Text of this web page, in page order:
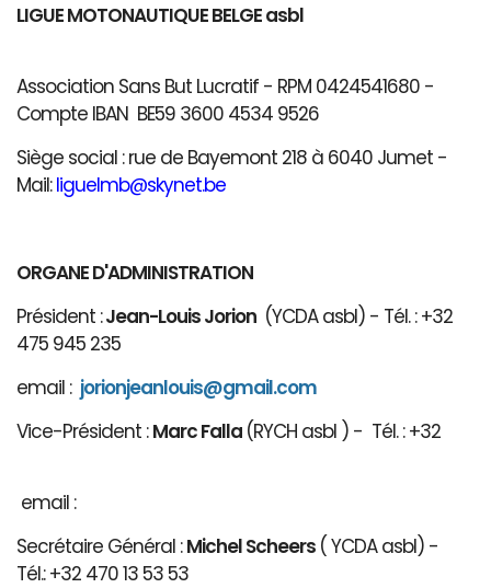
LIGUE MOTONAUTIQUE BELGE asbl
Association Sans But Lucratif - RPM 0424541680 -
Compte IBAN BE59 3600 4534 9526
Siège social : rue de Bayemont 218 à 6040 Jumet -
Mail:liguelmb@skynet.be
ORGANE D'ADMINISTRATION
Président :Jean-Louis Jorion (YCDA asbl) - Tél. : +32
475 945 235
email : jorionjeanlouis@gmail.com
Vice-Président :Marc Falla (RYCH asbl ) - Tél. : +32
email :
Secrétaire Général :Michel Scheers ( YCDA asbl) -
Tél.: +32 470 13 53 53